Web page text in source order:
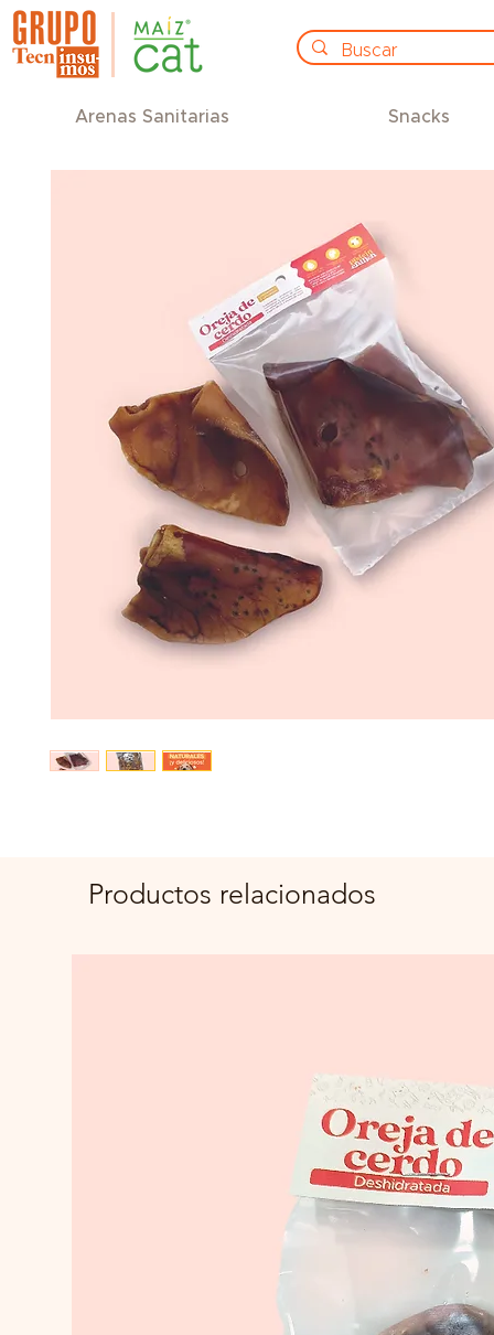
Arenas Sanitarias Snacks
Productos relacionados